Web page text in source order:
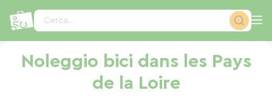
Cerca...
Noleggio bici dans les Pays
de la Loire
Pannello di gestione dei cookies